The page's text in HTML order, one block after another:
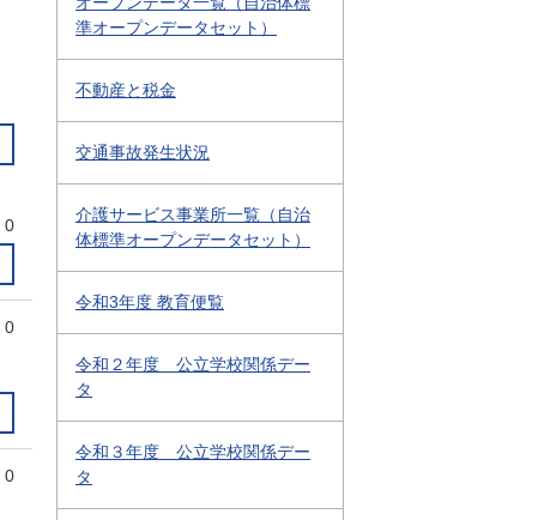
0
0
0
準オープンデータセット）
不動産と税金
交通事故発生状況
介護サービス事業所一覧（自治
体標準オープンデータセット）
令和3年度 教育便覧
令和２年度 公立学校関係デー
タ
令和３年度 公立学校関係デー
タ